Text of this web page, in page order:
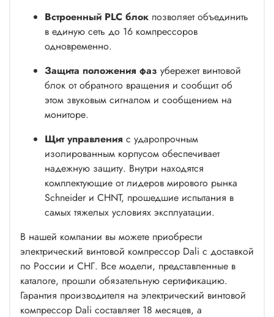
Встроенный PLC блок позволяет объединить
в единую сеть до 16 компрессоров
одновременно.
Защита положения фаз убережет винтовой
блок от обратного вращения и сообщит об
этом звуковым сигналом и сообщением на
мониторе.
Щит управления с ударопрочным
изолированным корпусом обеспечивает
надежную защиту. Внутри находятся
комплектующие от лидеров мирового рынка
Schneider и СHNT, прошедшие испытания в
самых тяжелых условиях эксплуатации.
В нашей компании вы можете приобрести
электрический винтовой компрессор Dali с доставкой
по России и СНГ. Все модели, представленные в
каталоге, прошли обязательную сертификацию.
Гарантия производителя на электрический винтовой
компрессор Dali составляет 18 месяцев, а